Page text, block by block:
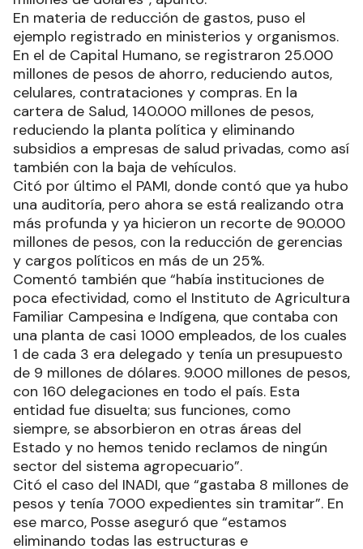
En materia de reducción de gastos, puso el
ejemplo registrado en ministerios y organismos.
En el de Capital Humano, se registraron 25.000
millones de pesos de ahorro, reduciendo autos,
celulares, contrataciones y compras. En la
cartera de Salud, 140.000 millones de pesos,
reduciendo la planta política y eliminando
subsidios a empresas de salud privadas, como así
también con la baja de vehículos.
Citó por último el PAMI, donde contó que ya hubo
una auditoría, pero ahora se está realizando otra
más profunda y ya hicieron un recorte de 90.000
millones de pesos, con la reducción de gerencias
y cargos políticos en más de un 25%.
Comentó también que “había instituciones de
poca efectividad, como el Instituto de Agricultura
Familiar Campesina e Indígena, que contaba con
una planta de casi 1000 empleados, de los cuales
1 de cada 3 era delegado y tenía un presupuesto
de 9 millones de dólares. 9.000 millones de pesos,
con 160 delegaciones en todo el país. Esta
entidad fue disuelta; sus funciones, como
siempre, se absorbieron en otras áreas del
Estado y no hemos tenido reclamos de ningún
sector del sistema agropecuario”.
Citó el caso del INADI, que “gastaba 8 millones de
pesos y tenía 7000 expedientes sin tramitar”. En
ese marco, Posse aseguró que “estamos
eliminando todas las estructuras e